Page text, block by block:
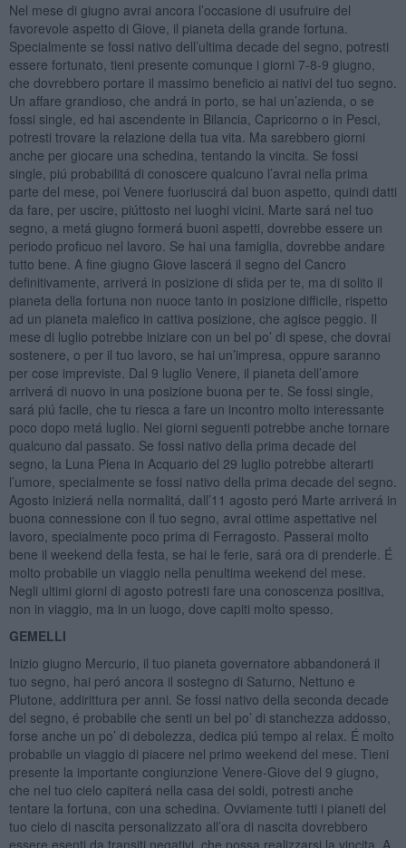
Nel mese di giugno avrai ancora l’occasione di usufruire del
favorevole aspetto di Giove, il pianeta della grande fortuna.
Specialmente se fossi nativo dell’ultima decade del segno, potresti
essere fortunato, tieni presente comunque i giorni 7-8-9 giugno,
che dovrebbero portare il massimo beneficio ai nativi del tuo segno.
Un affare grandioso, che andrá in porto, se hai un’azienda, o se
fossi single, ed hai ascendente in Bilancia, Capricorno o in Pesci,
potresti trovare la relazione della tua vita. Ma sarebbero giorni
anche per giocare una schedina, tentando la vincita. Se fossi
single, piú probabilitá di conoscere qualcuno l’avrai nella prima
parte del mese, poi Venere fuoriuscirá dal buon aspetto, quindi datti
da fare, per uscire, piúttosto nei luoghi vicini. Marte sará nel tuo
segno, a metá giugno formerá buoni aspetti, dovrebbe essere un
periodo proficuo nel lavoro. Se hai una famiglia, dovrebbe andare
tutto bene. A fine giugno Giove lascerá il segno del Cancro
definitivamente, arriverá in posizione di sfida per te, ma di solito il
pianeta della fortuna non nuoce tanto in posizione difficile, rispetto
ad un pianeta malefico in cattiva posizione, che agisce peggio. Il
mese di luglio potrebbe iniziare con un bel po’ di spese, che dovrai
sostenere, o per il tuo lavoro, se hai un’impresa, oppure saranno
per cose impreviste. Dal 9 luglio Venere, il pianeta dell’amore
arriverá di nuovo in una posizione buona per te. Se fossi single,
sará piú facile, che tu riesca a fare un incontro molto interessante
poco dopo metá luglio. Nei giorni seguenti potrebbe anche tornare
qualcuno dal passato. Se fossi nativo della prima decade del
segno, la Luna Piena in Acquario del 29 luglio potrebbe alterarti
l’umore, specialmente se fossi nativo della prima decade del segno.
Agosto inizierá nella normalitá, dall’11 agosto peró Marte arriverá in
buona connessione con il tuo segno, avrai ottime aspettative nel
lavoro, specialmente poco prima di Ferragosto. Passerai molto
bene il weekend della festa, se hai le ferie, sará ora di prenderle. É
molto probabile un viaggio nella penultima weekend del mese.
Negli ultimi giorni di agosto potresti fare una conoscenza positiva,
non in viaggio, ma in un luogo, dove capiti molto spesso.
GEMELLI
Inizio giugno Mercurio, il tuo pianeta governatore abbandonerá il
tuo segno, hai peró ancora il sostegno di Saturno, Nettuno e
Plutone, addirittura per anni. Se fossi nativo della seconda decade
del segno, é probabile che senti un bel po’ di stanchezza addosso,
forse anche un po’ di debolezza, dedica piú tempo al relax. É molto
probabile un viaggio di piacere nel primo weekend del mese. Tieni
presente la importante congiunzione Venere-Giove del 9 giugno,
che nel tuo cielo capiterá nella casa dei soldi, potresti anche
tentare la fortuna, con una schedina. Ovviamente tutti i pianeti del
tuo cielo di nascita personalizzato all’ora di nascita dovrebbero
essere esenti da transiti negativi, che possa realizzarsi la vincita. A